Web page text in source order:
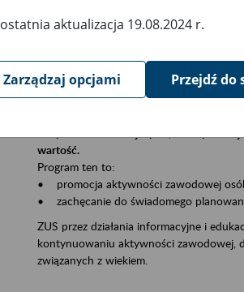
Jeśli jesteś świadczeniobiorcą:
• masz dostęp m.in. do formularza PIT
do formularza PIT 40A, czyli rocznego
• możesz zarezerwować wizytę;
• możesz też złożyć wniosek o zmianę
Aktywni 50+ to inicjatywa, która
wartość.
Program ten to:
• promocja aktywności zawodowej
• zachęcanie do świadomego
ZUS przez działania informacyjne i
kontynuowaniu aktywności zawodowej,
związanych z wiekiem.
ostatnia aktualizacja 19.08.2024 r.
Zarządzaj opcjami Przejdź do